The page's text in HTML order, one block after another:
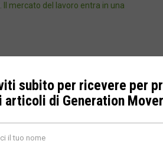
mercato del lavoro entra in una
Traditionalists
subito per ricevere per
articoli di Generation